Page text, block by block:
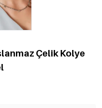
Çelik Kolye